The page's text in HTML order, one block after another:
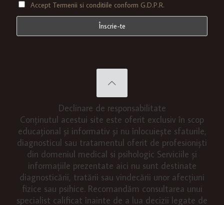
Accept Termenii si conditiile conform G.D.P.R.
Declinare de responsabilitate
Conținutul acestui site este oferit exclusiv în scop
educațional și informativ și nu înlocuiește sfaturile,
diagnosticul sau tratamentul oferit de profesioniști
din domeniul medical si psihologic Serviciile și
informațiile prezentate aici nu sunt destinate
diagnosticării, tratării sau vindecării unor afecțiuni
fizice sau psihice. Recomandăm consultarea unui
specialist calificat înainte de a lua decizii legate de